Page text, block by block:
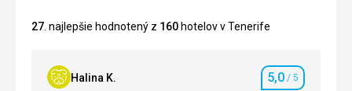
27 . najlepšie hodnotený z 160 hotelov v Tenerife
Halina K. Hodnotenie
5,0 / 5